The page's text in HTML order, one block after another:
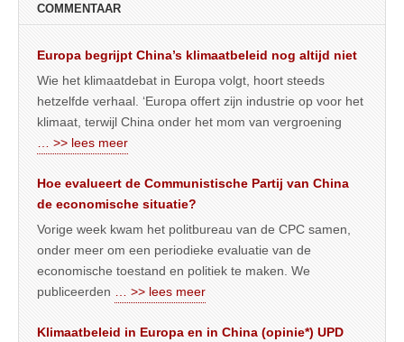
COMMENTAAR
Europa begrijpt China’s klimaatbeleid nog altijd niet
Wie het klimaatdebat in Europa volgt, hoort steeds
hetzelfde verhaal. ‘Europa offert zijn industrie op voor het
klimaat, terwijl China onder het mom van vergroening
… >> lees meer
Hoe evalueert de Communistische Partij van China
de economische situatie?
Vorige week kwam het politbureau van de CPC samen,
onder meer om een periodieke evaluatie van de
economische toestand en politiek te maken. We
publiceerden
… >> lees meer
Klimaatbeleid in Europa en in China (opinie*) UPD